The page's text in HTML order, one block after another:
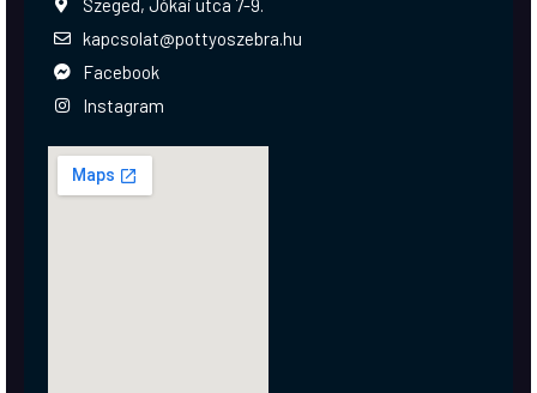
Szeged, Jókai utca 7-9.
kapcsolat@pottyoszebra.hu
Facebook
Instagram